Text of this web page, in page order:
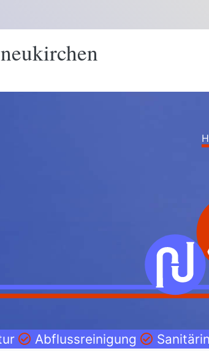
Abflussreinigung